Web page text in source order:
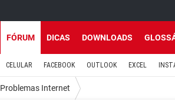
FÓRUM DICAS DOWNLOADS
CELULAR FACEBOOK OUTLOOK EXCEL
Problemas Internet